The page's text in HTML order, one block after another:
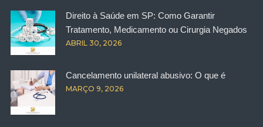
Direito à Saúde em SP: Como Garantir
Tratamento, Medicamento ou Cirurgia Negados
ABRIL 30, 2026
Cancelamento unilateral abusivo: O que é
MARÇO 9, 2026